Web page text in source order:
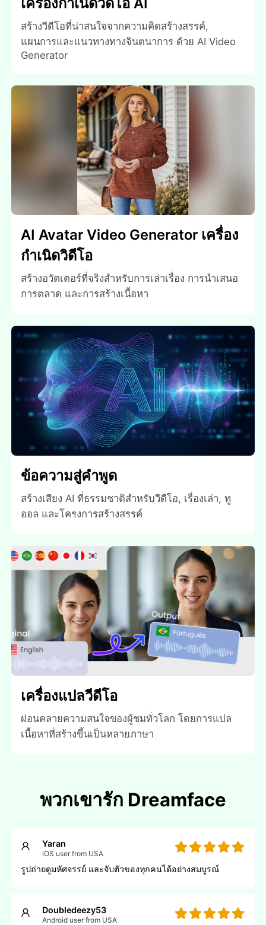
สร้างวีดีโอที่น่าสนใจจากความคิดสร้างสรรค์,
แผนการและแนวทางทางจินตนาการ ด้วย AI Video
Generator
AI Avatar Video Generator เครื่อง
กําเนิดวิดีโอ
สร้างอวัตเตอร์ที่จริงสําหรับการเล่าเรื่อง การนําเสนอ
การตลาด และการสร้างเนื้อหา
ข้อความสู่คําพูด
สร้างเสียง AI ที่ธรรมชาติสําหรับวีดีโอ, เรื่องเล่า, ทู
ออล และโครงการสร้างสรรค์
เครื่องแปลวีดีโอ
ผ่อนคลายความสนใจของผู้ชมทั่วโลก โดยการแปล
เนื้อหาที่สร้างขึ้นเป็นหลายภาษา
พวกเขารัก Dreamface
Yaran
iOS user from USA
รูปถ่ายดูมหัศจรรย์ และจับตัวของทุกคนได้อย่างสมบูรณ์
Doubledeezy53
Android user from USA